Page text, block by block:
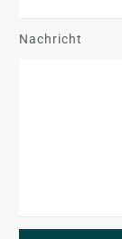
Nachricht